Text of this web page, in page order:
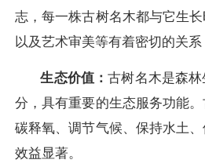
志，每一株古树名木都与它生
以及艺术审美等有着密切的关系
生态价值：古树名木是森
分，具有重要的生态服务功能
碳释氧、调节气候、保持水土
效益显著。